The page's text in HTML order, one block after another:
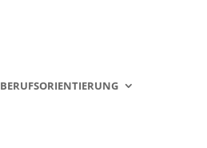
BERUFSORIENTIERUNG